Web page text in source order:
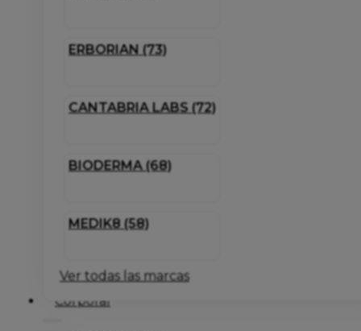
ERBORIAN (73)
CANTABRIA LABS (72)
BIODERMA (68)
MEDIK8 (58)
Ver todas las marcas
Corporal